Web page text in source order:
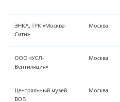
ЭНКА, ТРК «Москва-
Сити»
Москва
ООО «УСЛ-
Вентиляция»
Москва
Центральный музей
ВОВ
Москва